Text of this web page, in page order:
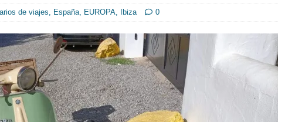
de viajes España EUROPA Ibiza 0